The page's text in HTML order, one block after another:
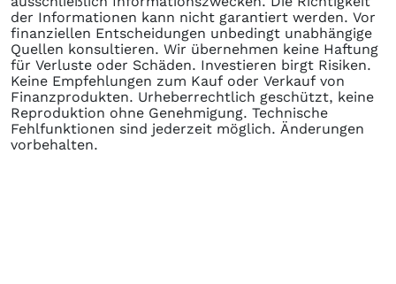
der Informationen kann nicht garantiert werden. Vor
finanziellen Entscheidungen unbedingt unabhängige
Quellen konsultieren. Wir übernehmen keine Haftung
für Verluste oder Schäden. Investieren birgt Risiken.
Keine Empfehlungen zum Kauf oder Verkauf von
Finanzprodukten. Urheberrechtlich geschützt, keine
Reproduktion ohne Genehmigung. Technische
Fehlfunktionen sind jederzeit möglich. Änderungen
vorbehalten.